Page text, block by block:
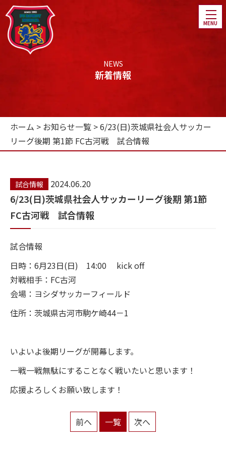
チーム紹介
選手・スタッフ紹介
ファンクラブ
パートナー
ジュニアユース
オンラインストア
NEWS
新着情報
ホーム > お知らせ一覧 >6/23(日)茨城県社会人サッカー
リーグ後期 第1節 FC古河戦 試合情報
試合情報 2024.06.20
6/23(日)茨城県社会人サッカーリーグ後期 第1節
FC古河戦 試合情報
試合情報
日時：6月23日(日) 14:00 kick off
対戦相手：FC古河
会場：ヨシダサッカーフィールド
住所：茨城県古河市駒ケ崎44－1
いよいよ後期リーグが開幕します。
一戦一戦無駄にすることなく戦いたいと思います！
応援よろしくお願い致します！
前へ 一覧 次へ